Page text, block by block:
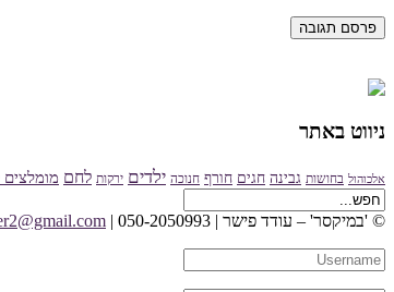
ניווט באתר
אלכוהול בחושות גבינה חגים חורף חנוכה ילדים ירקות לחם מומלצים
© 'במיקסר' – עודד פישר | 050-2050993 |